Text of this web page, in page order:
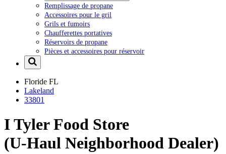
Remplissage de propane
Accessoires pour le gril
Grils et fumoirs
Chaufferettes portatives
Réservoirs de propane
Pièces et accessoires pour réservoir
Floride FL
Lakeland
33801
I Tyler Food Store
(U-Haul Neighborhood Dealer)